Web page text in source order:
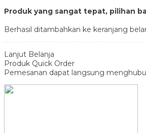
Produk yang sangat tepat, pilihan
Berhasil ditambahkan ke keranjang
Lanjut Belanja
Produk Quick Order
Pemesanan dapat langsung